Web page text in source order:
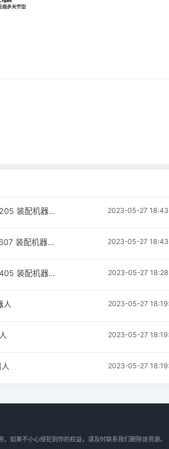
大研机器人 六轴机器人(UMINI系列/OSAKA系列) U6-0205/R6-0205 装配机器人 2023-05-27
大研机器人 六轴机器人(UMINI系列/OSAKA系列) U6-0607/R6-0607 装配机器人 2023-05-27
大研机器人 四轴机器人(UMINI系列/OSAKA系列) U4-0405/R4-0405 装配机器人 2023-05-27
人 2023-05-27
2023-05-27
2023-05-27
如果不小心侵犯到你的权益，请及时联系我们删除该资源。